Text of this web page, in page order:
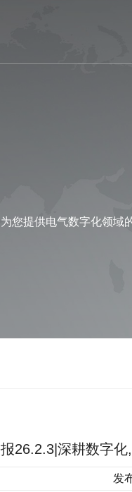
您提供电气数字化领域
26.2.3|深耕数字
发